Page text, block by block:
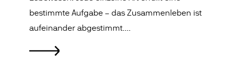
bestimmte Aufgabe – das Zusammenleben ist
aufeinander abgestimmt....